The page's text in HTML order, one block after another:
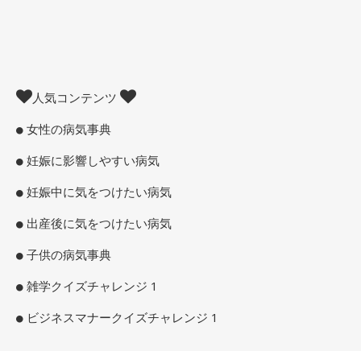
人気コンテンツ
女性の病気事典
妊娠に影響しやすい病気
妊娠中に気をつけたい病気
出産後に気をつけたい病気
子供の病気事典
雑学クイズチャレンジ 1
ビジネスマナークイズチャレンジ 1